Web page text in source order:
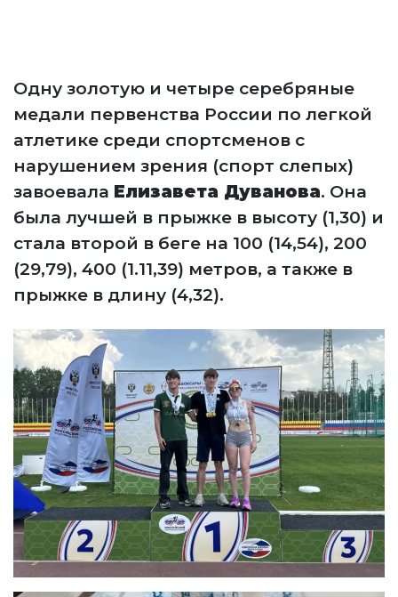
Одну золотую и четыре серебряные
медали первенства России по легкой
атлетике среди спортсменов с
нарушением зрения (спорт слепых)
завоевала Елизавета Дуванова. Она
была лучшей в прыжке в высоту (1,30) и
стала второй в беге на 100 (14,54), 200
(29,79), 400 (1.11,39) метров, а также в
прыжке в длину (4,32).